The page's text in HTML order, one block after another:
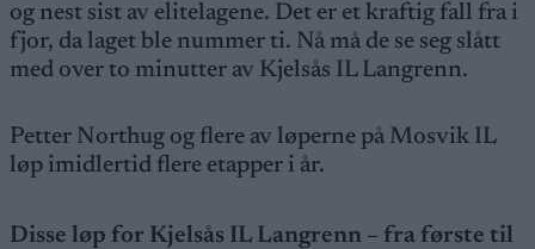
og nest sist av elitelagene. Det er et kraftig fall fra i
fjor, da laget ble nummer ti. Nå må de se seg slått
med over to minutter av Kjelsås IL Langrenn.
Petter Northug og flere av løperne på Mosvik IL
løp imidlertid flere etapper i år.
Disse løp for Kjelsås IL Langrenn – fra første til